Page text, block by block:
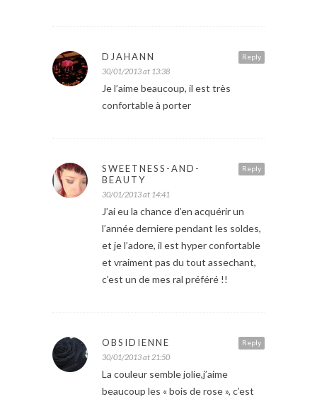
Reply
DJAHANN
30/01/2013 at 13:38
Je l’aime beaucoup, il est très
confortable à porter
Reply
SWEETNESS-AND-
BEAUTY
30/01/2013 at 14:41
J’ai eu la chance d’en acquérir un
l’année derniere pendant les soldes,
et je l’adore, il est hyper confortable
et vraiment pas du tout assechant,
c’est un de mes ral préféré !!
Reply
OBSIDIENNE
30/01/2013 at 21:50
La couleur semble jolie,j’aime
beaucoup les « bois de rose », c’est